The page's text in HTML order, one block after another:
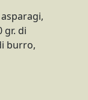
gr. di
burro,